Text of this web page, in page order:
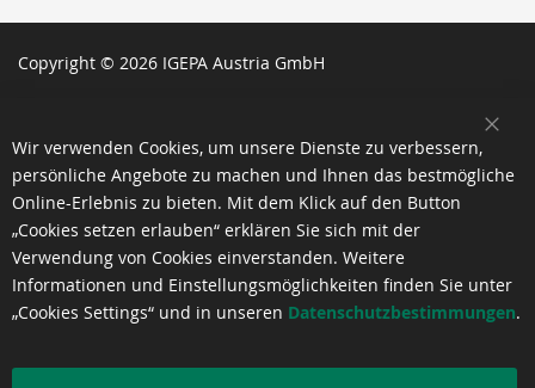
Copyright © 2026 IGEPA Austria GmbH
Wir verwenden Cookies, um unsere Dienste zu verbessern,
persönliche Angebote zu machen und Ihnen das bestmögliche
Online-Erlebnis zu bieten. Mit dem Klick auf den Button
„Cookies setzen erlauben“ erklären Sie sich mit der
Verwendung von Cookies einverstanden. Weitere
Informationen und Einstellungsmöglichkeiten finden Sie unter
„Cookies Settings“ und in unseren Datenschutzbestimmungen.